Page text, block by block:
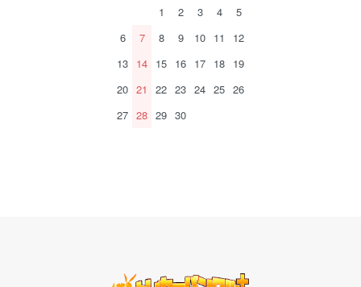
1
2 3 4
5
6
7 8 9 10 11
12
13 14 15 16 17 18 19
20 21 22 23 24 25 26
27 28 29 30